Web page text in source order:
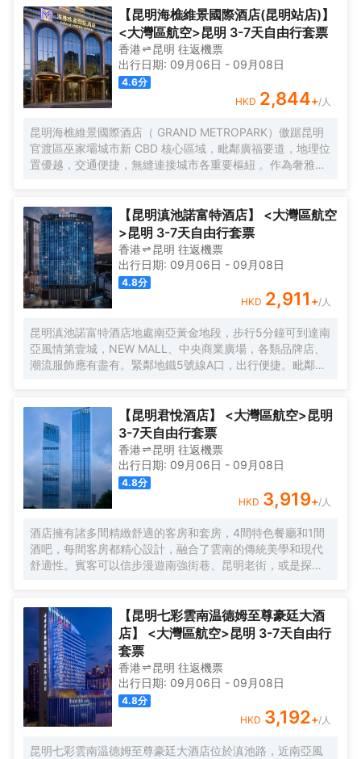
同主題的餐廳，將帶給您別樣的味覺盛宴。中餐雲宴以傳統粵菜為
基礎，融入現代的技藝手法，同時配上川滇菜的精髓，菜品精緻而
口味獨特。一樓雲宴廳充裕的宴會空間是舉辦婚壽宴、喬遷宴等上
佳場所，二樓雲宴包房完美地結合了精緻正宗的中式餐飲與極具創
造性的當代風格和氛圍，為您定製專屬的私密空間，會客品茗，品
鑑美味佳餚，恬淡中盡顯風範與尊貴。設施設備齊全的會議場所，
專業的會議服務團隊，將盡心盡力的為您提供完美的優質服務。若
壓力，愉悦身心，樂享健康生活。 全心全意的服務，無所不在的關
懷，華悦大酒店期待您的光臨。
及各著名旅遊景點。酒店擁有風格獨特的豪華客房及套房，時尚彰
顯與靜怡舒適和諧相擁；入住行政樓層，還可享受到免費早餐，晚
間夜宵，快速辦理入住及離店等諸多專屬禮遇。酒店設有中、西不
同主題的餐廳，將帶給您別樣的味覺盛宴。中餐雲宴以傳統粵菜為
基礎，融入現代的技藝手法，同時配上川滇菜的精髓，菜品精緻而
口味獨特。一樓雲宴廳充裕的宴會空間是舉辦婚壽宴、喬遷宴等上
佳場所，二樓雲宴包房完美地結合了精緻正宗的中式餐飲與極具創
鑑美味佳餚，恬淡中盡顯風範與尊貴。設施設備齊全的會議場所，
專業的會議服務團隊，將盡心盡力的為您提供完美的優質服務。若
水庭養生會所，足療、SPA、健身房、棋牌室一應俱全，讓您舒緩
懷，華悦大酒店期待您的光臨。
【昆明海樵維景國際酒店(昆明站店)】
<大灣區航空>昆明 3-7天自由行套票
香港 昆明 往返機票
出行日期: 09月06日 - 09月08日
4.6分
HKD 2,844+/人
昆明海樵維景國際酒店（ GRAND METROPARK）傲踞昆明
官渡區巫家壩城市新 CBD 核心區域，毗鄰廣福要道，地理位
置優越，交通便捷，無縫連接城市各重要樞紐 。作為奢雅酒
企尊貴血統， 以非凡氣度為昆明呈現一座集建築藝術與高端
款客於一體的非凡居停目的地。
【昆明滇池諾富特酒店】 <大灣區航空
>昆明 3-7天自由行套票
香港 昆明 往返機票
出行日期: 09月06日 - 09月08日
4.8分
HKD 2,911 +/人
昆明滇池諾富特酒店地處南亞黃金地段，步行5分鐘可到達南
亞風情第壹城，NEW MALL、中央商業廣場，各類品牌店、
潮流服飾應有盡有。緊鄰地鐵5號線A口，出行便捷。毗鄰滇
理想之選。
【昆明君悅酒店】 <大灣區航空>昆明
3-7天自由行套票
香港 昆明 往返機票
出行日期: 09月06日 - 09月08日
4.8分
HKD 3,919+/人
酒店擁有諸多間精緻舒適的客房和套房，4間特色餐廳和1間
酒吧，每間客房都精心設計，融合了雲南的傳統美學和現代
舒適性。賓客可以信步漫遊南強街巷、昆明老街，或是探訪
南人文特色和地域特色，傳統與現代的完美交融在此得以展
現，更是探索體驗雲南文化的起點。
【昆明七彩雲南温德姆至尊豪廷大酒
店】 <大灣區航空>昆明 3-7天自由行
套票
香港 昆明 往返機票
出行日期: 09月06日 - 09月08日
4.8分
HKD 3,192+/人
昆明七彩雲南温德姆至尊豪廷大酒店位於滇池路，近南亞風